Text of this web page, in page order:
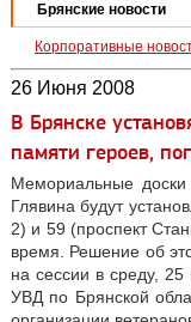
Брянские новости
Корпоративные
26 Июня 2008
В Брянске
памяти героев,
Мемориальные доски
Глявина будут
2) и 59 (проспект
время. Решение об
на сессии в среду,
УВД по Брянской